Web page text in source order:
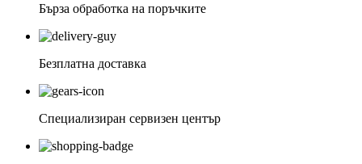
Бърза обработка на поръчките
Безплатна доставка
Специализиран сервизен център